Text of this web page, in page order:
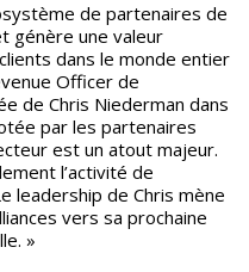
de partenaires de
génère une valeur
dans le monde entier
Officer de
de Chris Niederman dans
par les partenaires
est un atout majeur.
l’activité de
leadership de Chris mène
vers sa prochaine
»